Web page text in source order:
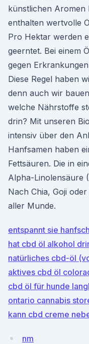
künstlichen Aromen
enthalten wertvolle
Pro Hektar werden
geerntet. Bei einem
gegen
Diese Regel haben
denn auch wir
welche Nährstoffe
drin? Mit unseren
intensiv über den
Hanfsamen haben
Fettsäuren. Die in
Alpha-Linolensäure
Nach Chia, Goji
aller Munde.
entspannt sie
hat cbd öl alkohol
natürliches cbd-öl
aktives cbd öl
cbd öl für hunde
ontario cannabis
kann cbd creme
nm